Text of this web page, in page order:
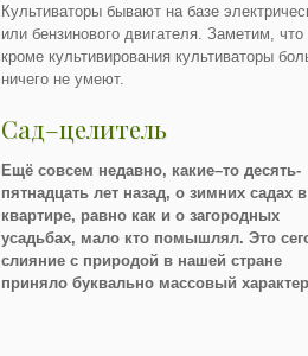
Культиваторы бывают на базе
или бензинового двигателя. Заметим, что
кроме культивирования культиваторы
ничего не умеют.
Сад–целитель
Ещё совсем недавно, какие–то десять-
пятнадцать лет назад, о зимних садах в
квартире, равно как и о загородных
усадьбах, мало кто помышлял. Это
слияние с природой в нашей стране
приняло буквально массовый